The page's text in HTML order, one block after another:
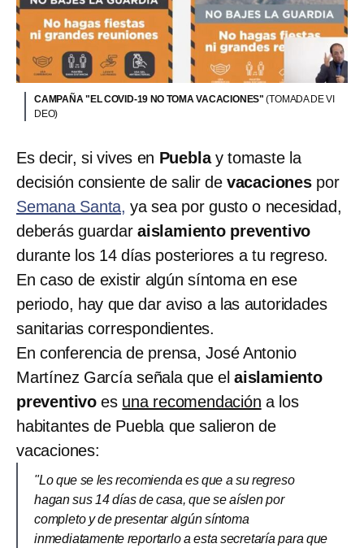
CAMPAÑA "EL COVID-19 NO TOMA VACACIONES"(TOMADA DE VI
DEO)
Es decir, si vives en Pueblay tomaste la
decisión consiente de salir de vacacionespor
Semana Santa, ya sea por gusto o necesidad,
deberás guardaraislamiento preventivo
durante los 14 días posteriores a tu regreso.
En caso de existir algún síntoma en ese
periodo, hay que dar aviso a las autoridades
sanitarias correspondientes.
En conferencia de prensa, José Antonio
Martínez García señala que el aislamiento
preventivo es una recomendación a los
habitantes de Puebla que salieron de
vacaciones:
"Lo que se les recomienda es que a su regreso
hagan sus 14 días de casa, que se aíslen por
completo y de presentar algún síntoma
inmediatamente reportarlo a esta secretaría para que